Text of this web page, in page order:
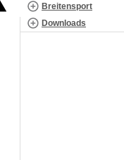
Breitensport
Downloads